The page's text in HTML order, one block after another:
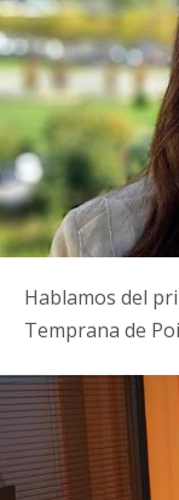
Hablamos del
Temprana de